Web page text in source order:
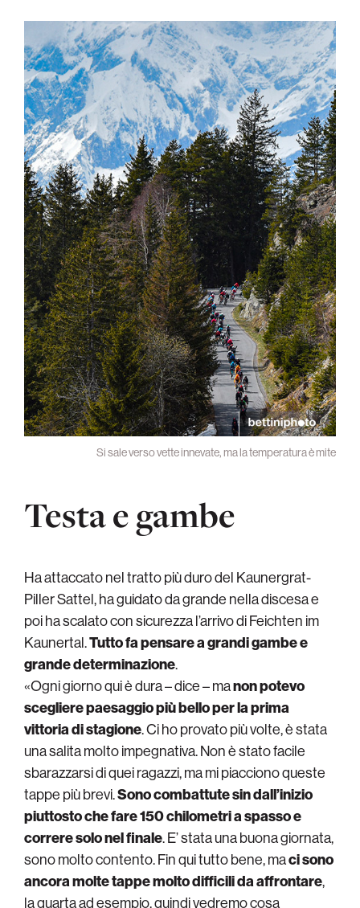
Si sale verso vette innevate, ma la temperatura è mite
Testa e gambe
Ha attaccato nel tratto più duro del Kaunergrat-
Piller Sattel, ha guidato da grande nella discesa e
poi ha scalato con sicurezza l’arrivo di Feichten im
Kaunertal.Tutto fa pensare a grandi gambe e
grande determinazione.
«Ogni giorno qui è dura – dice – manon potevo
scegliere paesaggio più bello per la prima
vittoria di stagione. Ci ho provato più volte, è stata
una salita molto impegnativa. Non è stato facile
sbarazzarsi di quei ragazzi, ma mi piacciono queste
tappe più brevi.Sono combattute sin dall’inizio
piuttosto che fare 150 chilometri a spassoe
correre solo nel finale. E’ stata una buona giornata,
sono molto contento. Fin qui tutto bene, maci sono
ancora molte tappe molto difficili da affrontare,
la quarta ad esempio, quindi vedremo cosa